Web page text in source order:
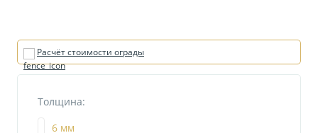
Расчёт стоимости ограды
Толщина:
6 мм